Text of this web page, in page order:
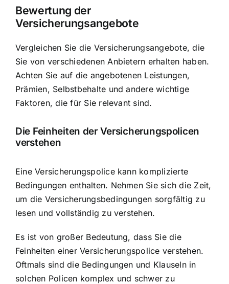
Bewertung der
Versicherungsangebote
Vergleichen Sie die Versicherungsangebote, die
Sie von verschiedenen Anbietern erhalten haben.
Achten Sie auf die angebotenen Leistungen,
Prämien, Selbstbehalte und andere wichtige
Faktoren, die für Sie relevant sind.
Die Feinheiten der Versicherungspolicen
verstehen
Eine Versicherungspolice kann komplizierte
Bedingungen enthalten. Nehmen Sie sich die Zeit,
um die Versicherungsbedingungen sorgfältig zu
lesen und vollständig zu verstehen.
Es ist von großer Bedeutung, dass Sie die
Feinheiten einer Versicherungspolice verstehen.
Oftmals sind die Bedingungen und Klauseln in
solchen Policen komplex und schwer zu